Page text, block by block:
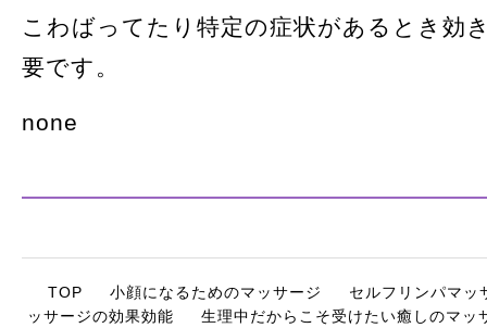
こわばってたり特定の症状があるとき効
要です。
none
TOP 小顔になるためのマッサージ
セルフリンパマッ
ッサージの効果効能
生理中だからこそ受けたい癒しのマッ